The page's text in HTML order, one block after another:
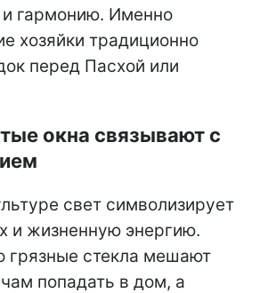
и гармонию. Именно
хозяйки традиционно
перед Пасхой или
окна связывают с
свет символизирует
и жизненную энергию.
грязные стекла мешают
попадать в дом, а